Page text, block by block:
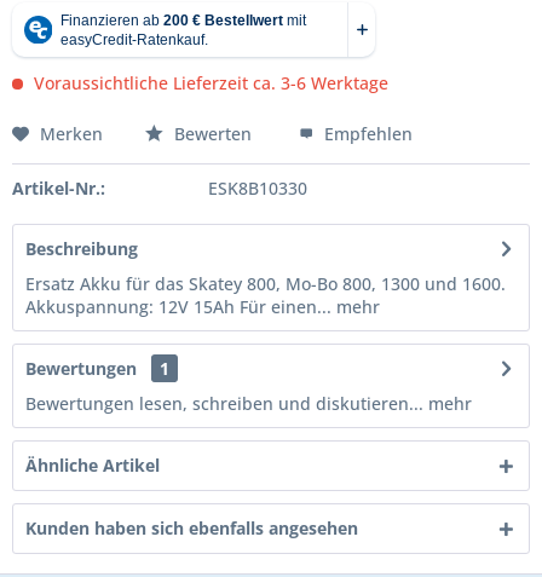
Voraussichtliche Lieferzeit ca. 3-6 Werktage
Merken Bewerten Empfehlen
Artikel-Nr.: ESK8B10330
Beschreibung
Ersatz Akku für das Skatey 800, Mo-Bo 800, 1300 und 1600.
Akkuspannung: 12V 15Ah Für einen... mehr
Bewertungen
1
Bewertungen lesen, schreiben und diskutieren... mehr
Ähnliche Artikel
Kunden haben sich ebenfalls angesehen